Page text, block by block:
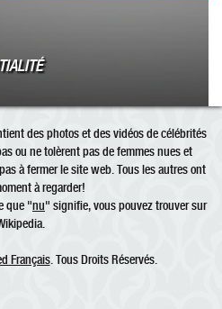
des photos et des vidéos de célébrités
ou ne tolèrent pas de femmes nues et
à fermer le site web. Tous les autres ont
à regarder!
que "nu" signifie, vous pouvez trouver sur
Français. Tous Droits Réservés.